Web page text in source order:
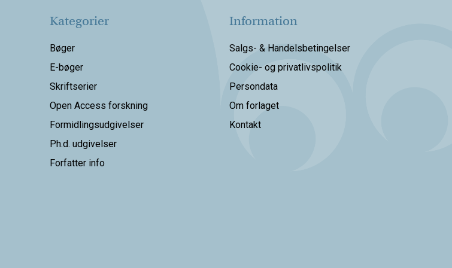
Kategorier
Bøger
E-bøger
Skriftserier
Open Access forskning
Formidlingsudgivelser
Ph.d. udgivelser
Forfatter info
Information
Salgs- & Handelsbetingelser
Cookie- og privatlivspolitik
Persondata
Om forlaget
Kontakt